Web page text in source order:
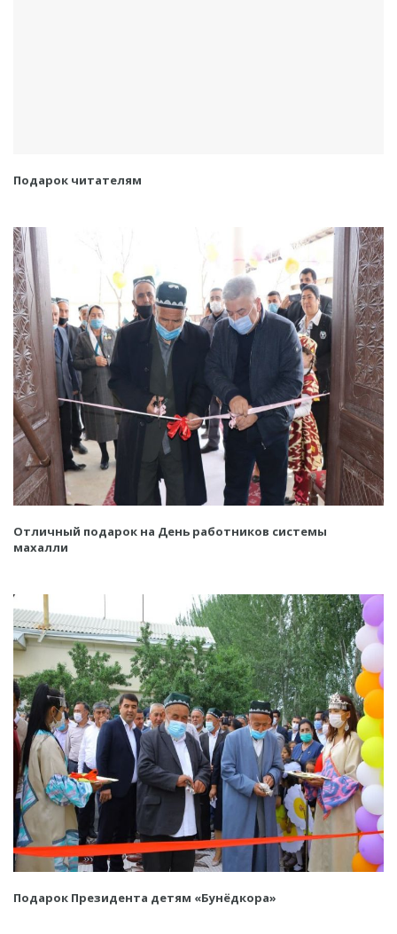
Подарок читателям
Отличный подарок на День работников системы
махалли
Подарок Президента детям «Бунёдкора»